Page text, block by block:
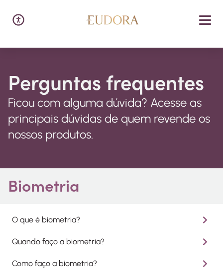
Perguntas frequentes
Ficou com alguma dúvida? Acesse as
principais dúvidas de quem revende os
nossos produtos.
Biometria
O que é biometria?
Quando faço a biometria?
Como faço a biometria?